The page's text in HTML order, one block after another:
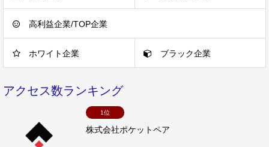
高利益企業/TOP企業
ホワイト企業 ブラック企業
アクセス数ランキング
1位
株式会社ポケットペア